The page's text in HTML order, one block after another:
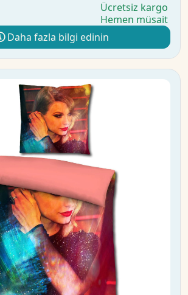
Ücretsiz kargo
Hemen müsait
Daha fazla bilgi edinin